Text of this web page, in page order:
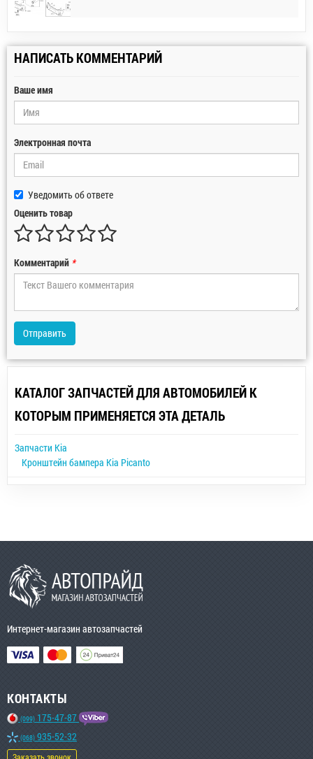
НАПИСАТЬ КОММЕНТАРИЙ
Ваше имя
Электронная почта
Уведомить об ответе
Оценить товар
Комментарий *
Отправить
КАТАЛОГ ЗАПЧАСТЕЙ ДЛЯ АВТОМОБИЛЕЙ К
КОТОРЫМ ПРИМЕНЯЕТСЯ ЭТА ДЕТАЛЬ
Запчасти Kia
Кронштейн бампера Kia Picanto
Интернет-магазин автозапчастей
КОНТАКТЫ
(099) 175-47-87
(068) 935-52-32